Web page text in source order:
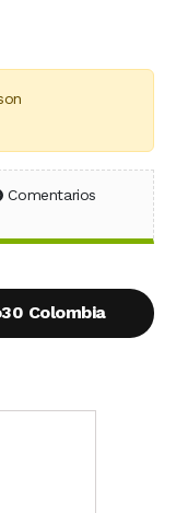
Facebook
en X (Twitter)
en WhatsApp
Comentarios
Colombia